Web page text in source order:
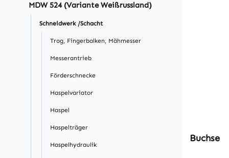
MDW 524 (Variante Weißrussland)
Schneidwerk /Schacht
Trog, Fingerbalken, Mähmesser
Messerantrieb
Förderschnecke
Haspelvariator
Haspel
Haspelträger
Haspelhydraulik
Buchse